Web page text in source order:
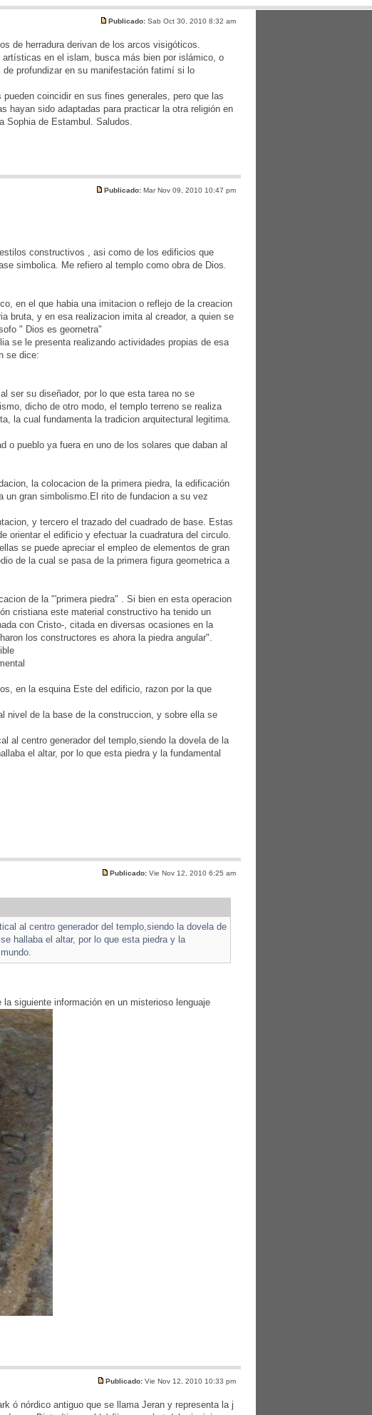
Publicado: Sab Oct 30, 2010 8:32 am
de herradura derivan de los arcos visigóticos.
en el islam, busca más bien por islámico, o
profundizar en su manifestación fatimí si lo
coincidir en sus fines generales, pero que las
hayan sido adaptadas para practicar la otra religión en
Sophia de Estambul. Saludos.
Publicado: Mar Nov 09, 2010 10:47 pm
constructivos , asi como de los edificios que
simbolica. Me refiero al templo como obra de Dios.
en el que habia una imitacion o reflejo de la creacion
bruta, y en esa realizacion imita al creador, a quien se
" Dios es geornetra"
se le presenta realizando actividades propias de esa
se dice:
ser su diseñador, por lo que esta tarea no se
dicho de otro modo, el templo terreno se realiza
la cual fundamenta la tradicion arquitectural legitima.
o pueblo ya fuera en uno de los solares que daban al
la colocacion de la primera piedra, la edificación
gran simbolismo.El rito de fundacion a su vez
y tercero el trazado del cuadrado de base. Estas
orientar el edificio y efectuar la cuadratura del circulo.
se puede apreciar el empleo de elementos de gran
de la cual se pasa de la primera figura geometrica a
de la "'primera piedra" . Si bien en esta operacion
cristiana este material constructivo ha tenido un
con Cristo-, citada en diversas ocasiones en la
los constructores es ahora la piedra angular".
en la esquina Este del edificio, razon por la que
nivel de la base de la construccion, y sobre ella se
al centro generador del templo,siendo la dovela de la
el altar, por lo que esta piedra y la fundamental
Publicado: Vie Nov 12, 2010 6:25 am
al centro generador del templo,siendo la dovela de
hallaba el altar, por lo que esta piedra y la
siguiente información en un misterioso lenguaje
Publicado: Vie Nov 12, 2010 10:33 pm
ó nórdico antiguo que se llama Jeran y representa la j